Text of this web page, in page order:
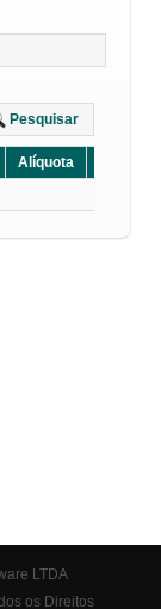
Pesquisar
Alíquota
LTDA
os Direitos